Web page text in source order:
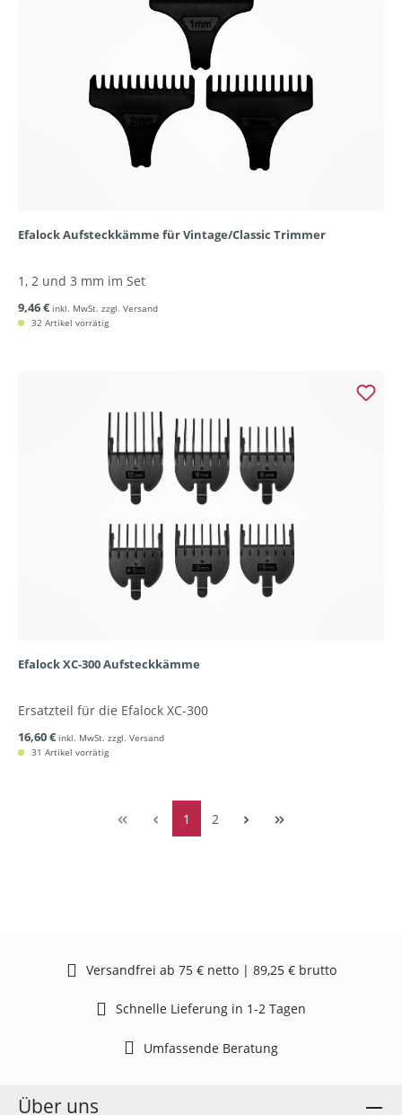
Efalock Aufsteckkämme für Vintage/Classic Trimmer
1, 2 und 3 mm im Set
9,46 € inkl. MwSt. zzgl. Versand
32 Artikel vorrätig
Efalock XC-300 Aufsteckkämme
Ersatzteil für die Efalock XC-300
16,60 € inkl. MwSt. zzgl. Versand
31 Artikel vorrätig
1 2
Versandfrei ab 75 € netto | 89,25 € brutto
Schnelle Lieferung in 1-2 Tagen
Umfassende Beratung
Über uns